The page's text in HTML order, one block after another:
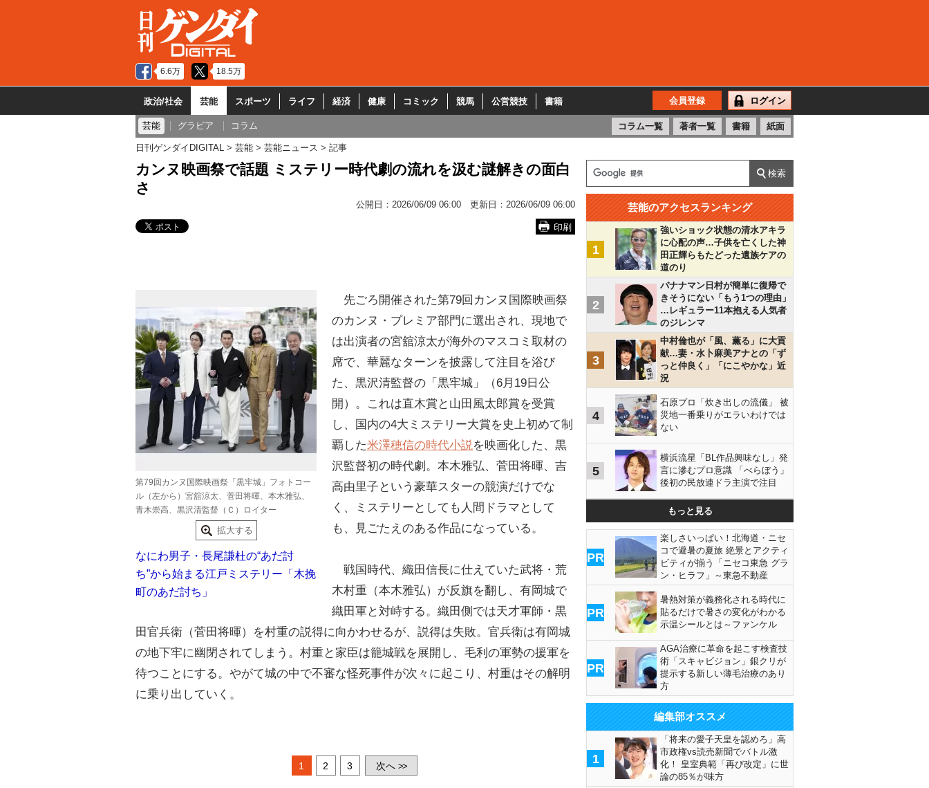
6.6万 18.5万
政治/社会 芸能 スポーツ ライフ 経済 健康 コミック 競馬 公営競技 書籍 会員登録 ログイン
芸能 グラビア コラム コラム一覧 著者一覧 書籍 紙面
日刊ゲンダイDIGITAL 芸能 芸能ニュース 記事
カンヌ映画祭で話題 ミステリー時代劇の流れを汲む謎解きの面白
さ
公開日： 2026/06/09 06:00 更新日： 2026/06/09 06:00
印刷
第79回カンヌ国際映画祭「黒牢城」フォトコー
ル（左から）宮舘涼太、菅田将暉、本木雅弘、
青木崇高、黒沢清監督（Ｃ）ロイター
拡大する
なにわ男子・長尾謙杜の“あだ討
ち”から始まる江戸ミステリー「木挽
町のあだ討ち」
先ごろ開催された第79回カンヌ国際映画祭
のカンヌ・プレミア部門に選出され、現地で
は出演者の宮舘涼太が海外のマスコミ取材の
席で、華麗なターンを披露して注目を浴び
た、黒沢清監督の「黒牢城」（6月19日公
開）。これは直木賞と山田風太郎賞を受賞
し、国内の4大ミステリー大賞を史上初めて制
覇した米澤穂信の時代小説を映画化した、黒
沢監督初の時代劇。本木雅弘、菅田将暉、吉
高由里子という豪華スターの競演だけでな
く、ミステリーとしても人間ドラマとして
も、見ごたえのある作品になっている。
戦国時代、織田信長に仕えていた武将・荒
木村重（本木雅弘）が反旗を翻し、有岡城で
織田軍と対峙する。織田側では天才軍師・黒
田官兵衛（菅田将暉）を村重の説得に向かわせるが、説得は失敗。官兵衛は有岡城
の地下牢に幽閉されてしまう。村重と家臣は籠城戦を展開し、毛利の軍勢の援軍を
待つことにする。やがて城の中で不審な怪死事件が次々に起こり、村重はその解明
に乗り出していく。
1 2 3 次へ >>
芸能のアクセスランキング
1
強いショック状態の清水アキラ
に心配の声…子供を亡くした神
田正輝らもたどった遺族ケアの
道のり
2
バナナマン日村が簡単に復帰で
きそうにない「もう1つの理由」
…レギュラー11本抱える人気者
のジレンマ
3
中村倫也が「風、薫る」に大貢
献…妻・水卜麻美アナとの「ず
っと仲良く」「にこやかな」近
況
4
石原プロ「炊き出しの流儀」 被
災地一番乗りがエラいわけでは
ない
5
横浜流星「BL作品興味なし」発
言に滲むプロ意識 「べらぼう」
後初の民放連ドラ主演で注目
もっと見る
PR
楽しさいっぱい！北海道・ニセ
コで避暑の夏旅 絶景とアクティ
ビティが揃う「ニセコ東急 グラ
ン・ヒラフ」～東急不動産
PR
暑熱対策が義務化される時代に
貼るだけで暑さの変化がわかる
示温シールとは～ファンケル
PR
AGA治療に革命を起こす検査技
術「スキャビジョン」銀クリが
提示する新しい薄毛治療のあり
方
編集部オススメ
1
「将来の愛子天皇を認めろ」高
市政権vs読売新聞でバトル激
化！ 皇室典範「再び改定」に世
論の85％が味方